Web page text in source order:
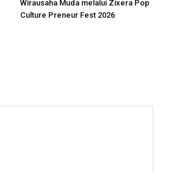
Wirausaha Muda melalui Zixera Pop
Culture Preneur Fest 2026